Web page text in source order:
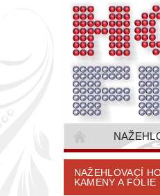
NAŠÍVACÍ
VŠE PRO
NAŽEHLOVACÍ
KAMENY A FÓLIE